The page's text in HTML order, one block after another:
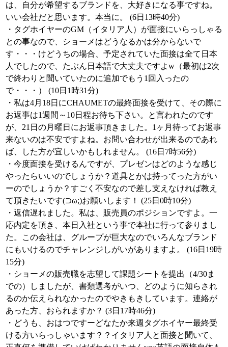
は、自分が希望するブランドを、大好きになる事ですね。
いい会社だと思います。本当に。 (6日13時40分)
・タグホイヤーのGM（イタリア人）が面接にいらっしゃる
との事なので、ショーメはどうなるかは分からないで
す・・・けどうちの場合、予定されていた面接は全て日本
人でしたので、たぶん日本語で大丈夫ですよw（最初は2次
で終わりと聞いていたのに追加でもう1回入ったの
で・・・） (10日1時31分)
・私は4月18日にCHAUMETの最終面接を受けて、その際に
お返事は1週間～10日程お待ち下さい。と言われたのです
が、21日の月曜日にお返事頂きました。1ヶ月待ってお返事
来ないのは不安ですよね。お問い合わせが出来るのであれ
ば、した方が宜しいかもしれません。 (16日7時56分)
・今度面接を受けるんですが、プレゼンはどのような感じ
やったらいいのでしょうか？道具とかは持ってった方がい
ーのでしょうか？すごく不安なので差し支えなければ教え
て頂きたいです(⊃ω;)お願いします！ (25日0時10分)
・返信遅れました。私は、販売員のポジションですよ。一
応内定を頂き、本日入社という事で本社に行って参りまし
た。この会社は、グループが巨大なのでいろんなブランド
にもいけるのでチャレンジしがいがありますよ。 (16日19時
15分)
・ショーメの販売職を志望して課題シートを提出（4/30ま
での）しましたが、書類選考がいつ、どのように知らされ
るのか伝えられなかったのでやきもきしています。連絡が
あった方、おられますか？ (3日17時46分)
・どうも、おはつですーどなたか来週タグホイヤー最終受
ける方いらっしゃいます？？イタリア人と面接と聞いて、